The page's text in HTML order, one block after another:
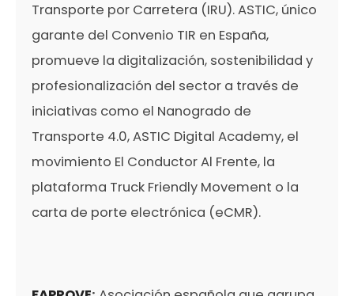
Transporte por Carretera (IRU). ASTIC, único
garante del Convenio TIR en España,
promueve la digitalización, sostenibilidad y
profesionalización del sector a través de
iniciativas como el Nanogrado de
Transporte 4.0, ASTIC Digital Academy, el
movimiento El Conductor Al Frente, la
plataforma Truck Friendly Movement o la
carta de porte electrónica (eCMR).